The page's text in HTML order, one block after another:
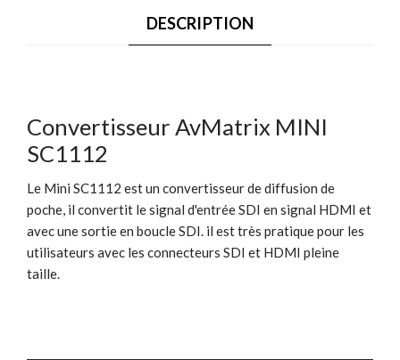
DESCRIPTION
Convertisseur AvMatrix MINI
SC1112
Le Mini SC1112 est un convertisseur de diffusion de
poche, il convertit le signal d'entrée SDI en signal HDMI et
avec une sortie en boucle SDI. il est très pratique pour les
utilisateurs avec les connecteurs SDI et HDMI pleine
taille.